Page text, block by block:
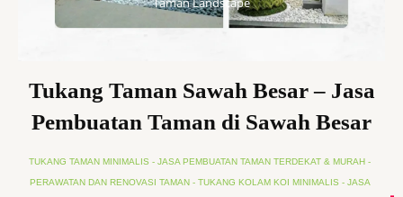
Tukang Taman Sawah Besar – Jasa
Pembuatan Taman di Sawah Besar
TUKANG TAMAN MINIMALIS - JASA PEMBUATAN TAMAN TERDEKAT & MURAH -
PERAWATAN DAN RENOVASI TAMAN - TUKANG KOLAM KOI MINIMALIS - JASA